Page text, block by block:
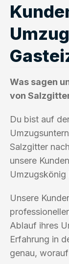
Was sagen
von
Du bist auf
Salzgitter
unsere
Umzugskönig
Unsere
Ablauf ihres
Erfahrung in
genau,